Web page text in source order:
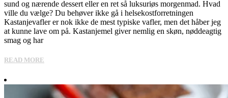
sund og nærende dessert eller en ret så luksuriøs morgenmad. Hvad
ville du vælge? Du behøver ikke gå i helsekostforretningen
Kastanjevafler er nok ikke de mest typiske vafler, men det håber jeg
at kunne lave om på. Kastanjemel giver nemlig en skøn, nøddeagtig
smag og har
READ MORE